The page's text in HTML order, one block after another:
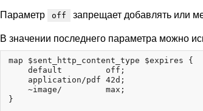
Параметр off запрещает добавлять или
В значении последнего параметра можно
map $sent_http_content_type $expires {
    default         off;
    application/pdf 42d;
    ~image/         max;
}